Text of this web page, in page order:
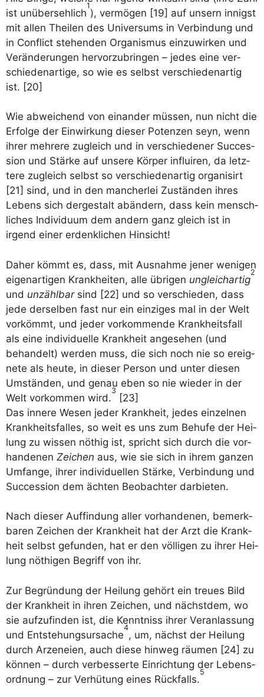
ist unüber­seh­lich
1
), ver­mö­gen [19] auf unsern innigst
mit allen Thei­len des Uni­ver­sums in Ver­bin­dung und
in Con­flict ste­hen­den Orga­nis­mus ein­zu­wir­ken und
Ver­än­de­run­gen her­vor­zu­brin­gen – jedes eine ver­
schie­den­ar­ti­ge, so wie es selbst ver­schie­den­ar­tig
ist. [20]
Wie abwei­chend von ein­an­der müs­sen, nun nicht die
Erfol­ge der Ein­wir­kung die­ser Poten­zen seyn, wenn
ihrer meh­re­re zugleich und in ver­schie­de­ner Suc­ces­
si­on und Stär­ke auf unse­re Kör­per influi­ren, da letz­
te­re zugleich selbst so ver­schie­den­ar­tig orga­ni­sirt
[21] sind, und in den man­cher­lei Zustän­den ihres
Lebens sich der­ge­stalt abän­dern, dass kein mensch­
li­ches Indi­vi­du­um dem andern ganz gleich ist in
irgend einer erdenk­li­chen Hinsicht!
Daher kömmt es, dass, mit Aus­nah­me jener weni­gen
eigen­ar­ti­gen Krank­hei­ten, alle übri­gen ungleich­ar­tig
2
und unzähl­barsind [22] und so ver­schie­den, dass
jede der­sel­ben fast nur ein ein­zi­ges mal in der Welt
vor­kömmt, und jeder vor­kom­men­de Krank­heits­fall
als eine indi­vi­du­el­le Krank­heit ange­se­hen (und
behan­delt) wer­den muss, die sich noch nie so ereig­
ne­te als heu­te, in die­ser Per­son und unter die­sen
Umstän­den, und genau eben so nie wie­der in der
Welt vor­kom­men wird.
3
[23]
Das inne­re Wesen jeder Krank­heit, jedes ein­zel­nen
Krank­heits­fal­les, so weit es uns zum Behu­fe der Hei­
lung zu wis­sen nöthig ist, spricht sich durch die vor­
han­de­nen Zei­chen aus, wie sie sich in ihrem gan­zen
Umfan­ge, ihrer indi­vi­du­el­len Stär­ke, Ver­bin­dung und
Suc­ces­si­on dem äch­ten Beob­ach­ter darbieten.
Nach die­ser Auf­fin­dung aller vor­han­de­nen, bemerk­
ba­ren Zei­chen der Krank­heit hat der Arzt die Krank­
heit selbst gefun­den, hat er den völ­li­gen zu ihrer Hei­
lung nöthi­gen Begriff von ihr.
Zur Begrün­dung der Hei­lung gehört ein treu­es Bild
der Krank­heit in ihren Zei­chen, und nächst­dem, wo
sie auf­zu­fin­den ist, die Kennt­niss ihrer Ver­an­las­sung
und Ent­ste­hungs­ur­sa­che
4
, um, nächst der Hei­lung
durch Arze­n­ei­en, auch die­se hin­weg räu­men [24] zu
kön­nen – durch ver­bes­ser­te Ein­rich­tung der Lebens­
ord­nung – zur Ver­hü­tung eines Rück­falls.
5